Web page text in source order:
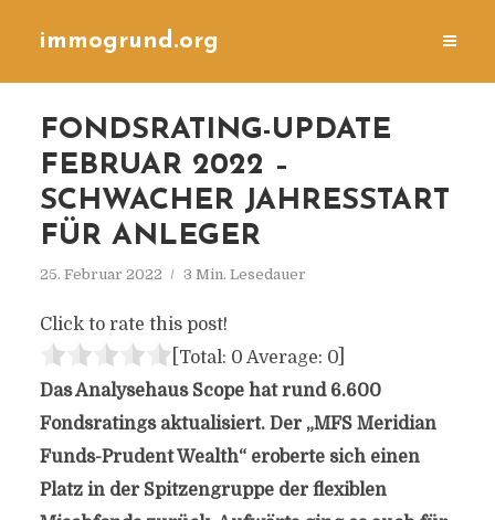
immogrund.org
FONDSRATING-UPDATE
FEBRUAR 2022 –
SCHWACHER JAHRESSTART
FÜR ANLEGER
25. Februar 2022 3 Min. Lesedauer
Click to rate this post!
[Total: 0 Average: 0]
Das Analysehaus Scope hat rund 6.600
Fondsratings aktualisiert. Der „MFS Meridian
Funds-Prudent Wealth“ eroberte sich einen
Platz in der Spitzengruppe der flexiblen